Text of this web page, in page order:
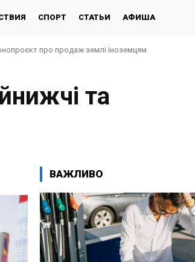
СПОРТ СТАТЬИ АФИША
про продаж землі іноземцям
та
ВАЖЛИВО